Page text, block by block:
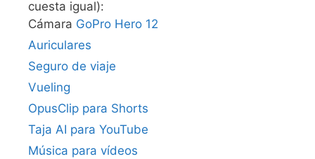
cuesta igual):
Cámara GoPro Hero 12
Auriculares
Seguro de viaje
Vueling
OpusClip para Shorts
Taja AI para YouTube
Música para vídeos